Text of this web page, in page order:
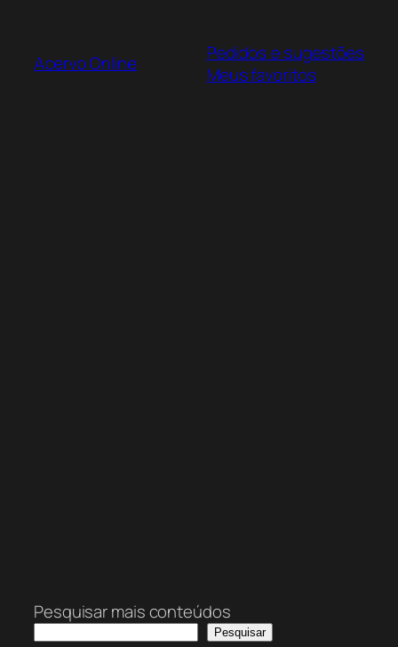
Acervo Online
Pedidos e sugestões
Meus favoritos
Pesquisar mais conteúdos
Pesquisar